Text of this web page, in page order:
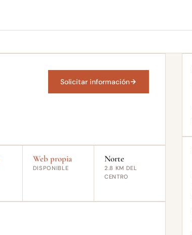
Solicitar información
Web propia
DISPONIBLE
Norte
2.8 KM DEL
CENTRO